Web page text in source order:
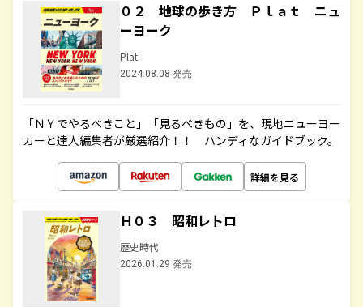
０２ 地球の歩き方 Ｐｌａｔ ニュ
ーヨーク
Plat
2024.08.08 発売
「ＮＹでやるべきこと」「見るべきもの」を、現地ニューヨー
カーと達人編集者が厳選紹介！！ ハンディなガイドブック。
詳細を見る
Ｈ０３ 昭和レトロ
歴史時代
2026.01.29 発売